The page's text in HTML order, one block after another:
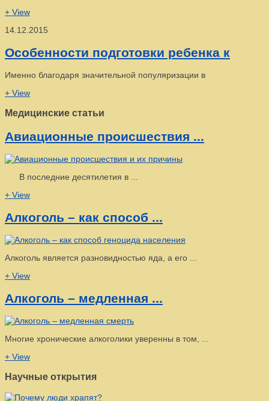
+ View
14.12.2015
Особенности подготовки ребенка к
Именно благодаря значительной популяризации в
+ View
Медицинские статьи
Авиационные происшествия ...
В последние десятилетия в ...
+ View
Алкоголь – как способ ...
Алкоголь является разновидностью яда, а его ...
+ View
Алкоголь – медленная ...
Многие хронические алкоголики уверенны в том, ...
+ View
Научные открытия